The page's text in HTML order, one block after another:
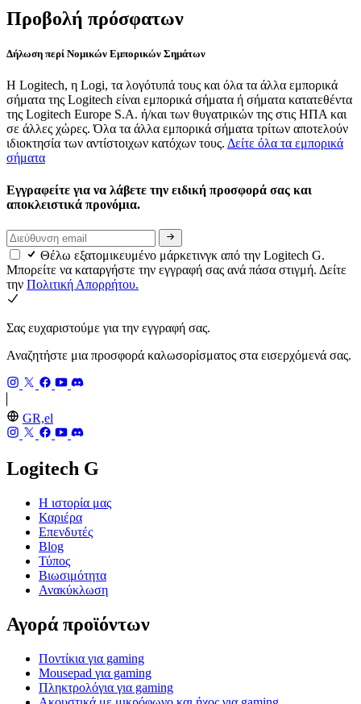
Προβολή πρόσφατων
Δήλωση περί Νομικών Εμπορικών Σημάτων
Η Logitech, η Logi, τα λογότυπά τους και όλα τα άλλα εμπορικά
σήματα της Logitech είναι εμπορικά σήματα ή σήματα κατατεθέντα
της Logitech Europe S.A. ή/και των θυγατρικών της στις ΗΠΑ και
σε άλλες χώρες. Όλα τα άλλα εμπορικά σήματα τρίτων αποτελούν
ιδιοκτησία των αντίστοιχων κατόχων τους. Δείτε όλα τα εμπορικά
σήματα
Εγγραφείτε για να λάβετε την ειδική προσφορά σας και
αποκλειστικά προνόμια.
Θέλω εξατομικευμένο μάρκετινγκ από την Logitech G.
Μπορείτε να καταργήστε την εγγραφή σας ανά πάσα στιγμή. Δείτε
την Πολιτική Απορρήτου.
Σας ευχαριστούμε για την εγγραφή σας.
Αναζητήστε μια προσφορά καλωσορίσματος στα εισερχόμενά σας.
GR,el
Logitech G
Η ιστορία μας
Καριέρα
Επενδυτές
Blog
Τύπος
Βιωσιμότητα
Ανακύκλωση
Αγορά προϊόντων
Ποντίκια για gaming
Mousepad για gaming
Πληκτρολόγια για gaming